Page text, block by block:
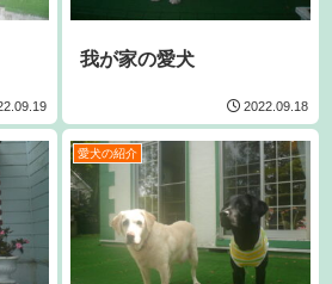
我が家の愛犬
2022.09.18
愛犬の紹介